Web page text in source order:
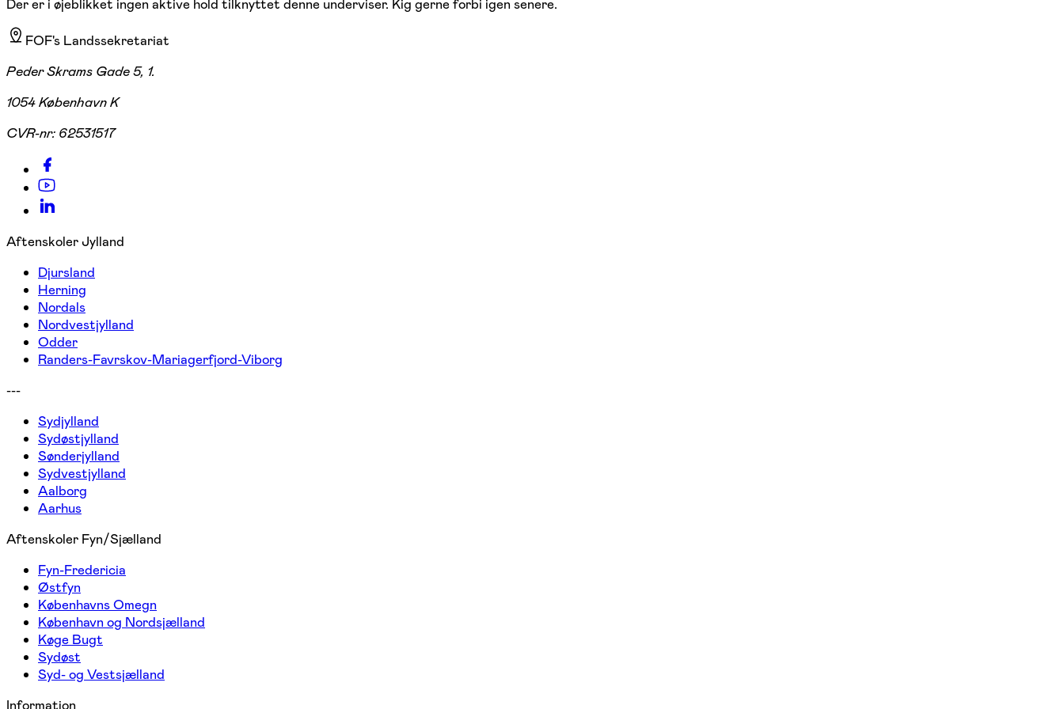
Der er i øjeblikket ingen aktive hold tilknyttet denne underviser. Kig gerne forbi igen senere.
FOF's Landssekretariat
Peder Skrams Gade 5, 1.
1054 København K
CVR-nr: 62531517
Aftenskoler Jylland
Djursland
Herning
Nordals
Nordvestjylland
Odder
Randers-Favrskov-Mariagerfjord-Viborg
---
Sydjylland
Sydøstjylland
Sønderjylland
Sydvestjylland
Aalborg
Aarhus
Aftenskoler Fyn/Sjælland
Fyn-Fredericia
Østfyn
Københavns Omegn
København og Nordsjælland
Køge Bugt
Sydøst
Syd- og Vestsjælland
Information